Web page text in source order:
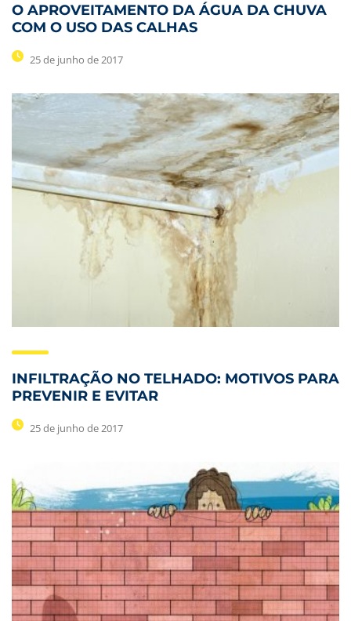
O APROVEITAMENTO DA ÁGUA DA CHUVA
COM O USO DAS CALHAS
25 de junho de 2017
INFILTRAÇÃO NO TELHADO: MOTIVOS PARA
PREVENIR E EVITAR
25 de junho de 2017